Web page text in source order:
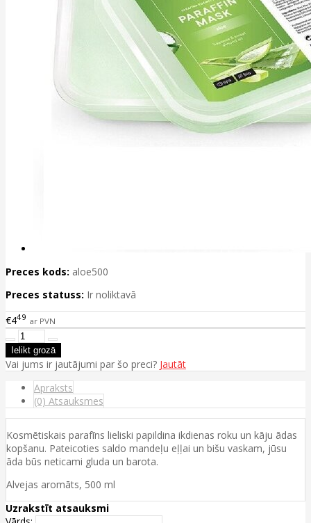
Preces kods: aloe500
Preces statuss: Ir noliktavā
€449 ar PVN
Vai jums ir jautājumi par šo preci? Jautāt
Apraksts
(0) Atsauksmes
Kosmētiskais parafīns lieliski papildina ikdienas roku un kāju ādas
kopšanu. Pateicoties saldo mandeļu eļļai un bišu vaskam, jūsu
āda būs neticami gluda un barota.
Alvejas aromāts, 500 ml
Uzrakstīt atsauksmi